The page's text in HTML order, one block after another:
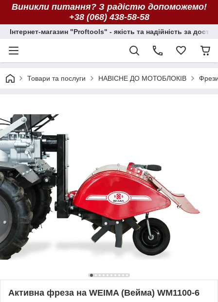
Виникли питання? З радістю допоможемо!
+38 (068) 438-58-58
Інтернет-магазин "Proftools" - якість та надійність за
Товари та послуги НАВІСНЕ ДО МОТОБЛОКІВ
Активна фреза на WEIMA (Вейма) WM1100-6